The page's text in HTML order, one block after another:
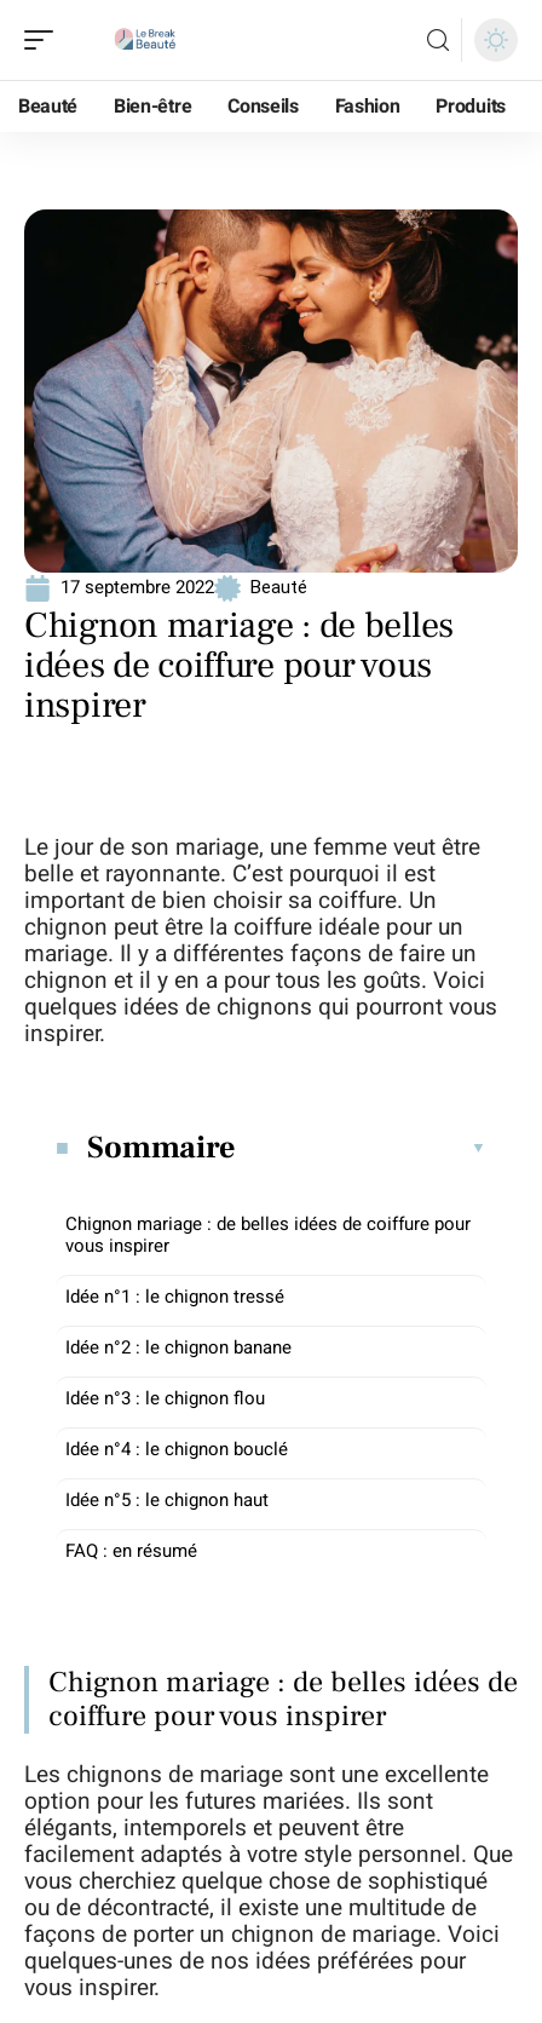
Beauté Bien-être Conseils Fashion Produits
17 septembre 2022 Beauté
Chignon mariage : de belles
idées de coiffure pour vous
inspirer
Le jour de son mariage, une femme veut être
belle et rayonnante. C’est pourquoi il est
important de bien choisir sa coiffure. Un
chignon peut être la coiffure idéale pour un
mariage. Il y a différentes façons de faire un
chignon et il y en a pour tous les goûts. Voici
quelques idées de chignons qui pourront vous
inspirer.
Sommaire
Chignon mariage : de belles idées de coiffure pour
vous inspirer
Idée n°1 : le chignon tressé
Idée n°2 : le chignon banane
Idée n°3 : le chignon flou
Idée n°4 : le chignon bouclé
Idée n°5 : le chignon haut
FAQ : en résumé
Chignon mariage : de belles idées de
coiffure pour vous inspirer
Les chignons de mariage sont une excellente
option pour les futures mariées. Ils sont
élégants, intemporels et peuvent être
facilement adaptés à votre style personnel. Que
vous cherchiez quelque chose de sophistiqué
ou de décontracté, il existe une multitude de
façons de porter un chignon de mariage. Voici
quelques-unes de nos idées préférées pour
vous inspirer.